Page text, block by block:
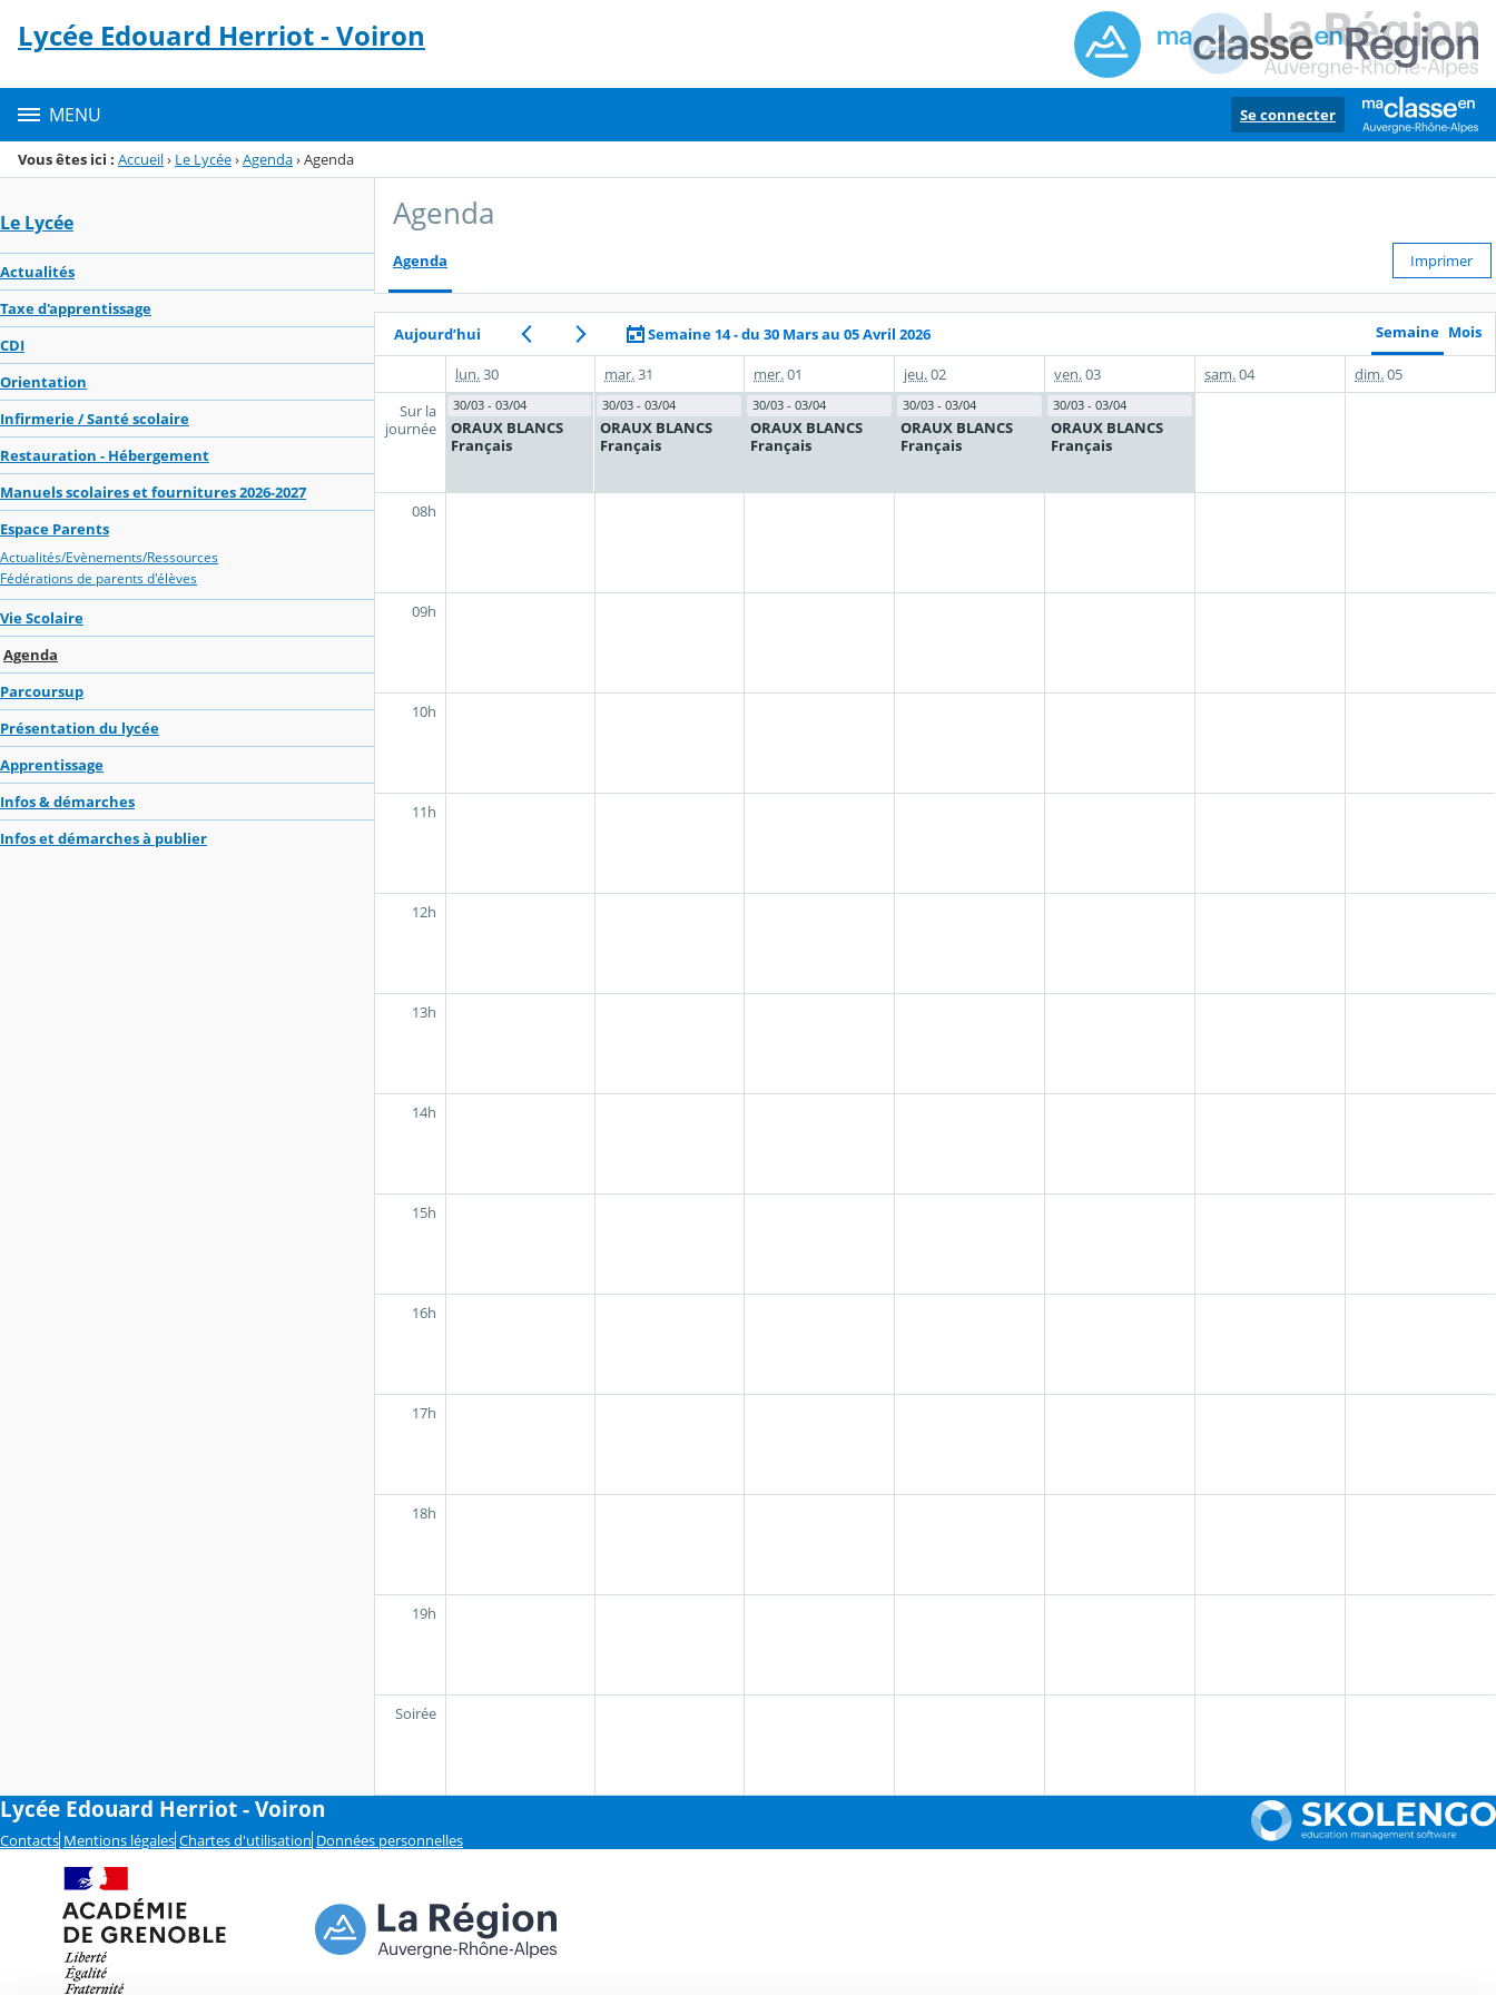
Menu de la rubrique
Contenu
Lycée Edouard Herriot - Voiron
MENU Se connecter
Vous êtes ici : Accueil› Le Lycée›Agenda›Agenda
Le Lycée
Actualités
Taxe d'apprentissage
CDI
Orientation
Infirmerie / Santé scolaire
Restauration - Hébergement
Manuels scolaires et fournitures 2026-2027
Espace Parents
Actualités/Evènements/Ressources
Fédérations de parents d'élèves
Vie Scolaire
Agenda
Parcoursup
Présentation du lycée
Apprentissage
Infos & démarches
Infos et démarches à publier
Agenda
Agenda Imprimer
Aujourd’hui Semaine 14 - du 30 Mars au 05 Avril 2026 Semaine Mois
30/03 - 03/04
ORAUX BLANCS
Français
30/03 - 03/04
ORAUX BLANCS
Français
30/03 - 03/04
ORAUX BLANCS
Français
30/03 - 03/04
ORAUX BLANCS
Français
30/03 - 03/04
ORAUX BLANCS
Français
lun.30 mar.31 mer.01 jeu.02 ven.03 sam.04 dim.05
Sur la
journée
08h
09h
10h
11h
12h
13h
14h
15h
16h
17h
18h
19h
Soirée
Lycée Edouard Herriot - Voiron
Contacts Mentions légales Chartes d'utilisation Données personnelles